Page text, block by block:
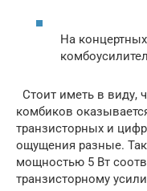
На
Стоит иметь в виду,
комбиков
транзисторных и
ощущения разные.
мощностью 5 Вт
транзисторному